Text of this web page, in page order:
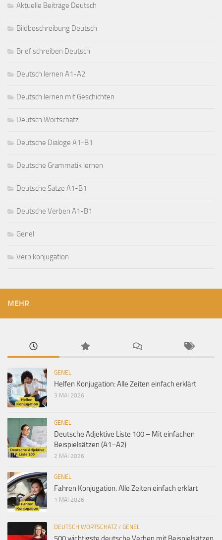
Aktuelle Beiträge Deutsch
Bildbeschreibung Deutsch
Brief schreiben Deutsch
Deutsch lernen A1-A2
Deutsch lernen mit Geschichten
Deutsch Wortschatz
Deutsche Dialoge A1-B1
Deutsche Grammatik lernen
Deutsche Sätze A1-B1
Deutsche Verben A1-B1
Genel
Verb konjugation
MEHR
GENEL
Helfen Konjugation: Alle Zeiten einfach erklärt
3 MAI 2026
GENEL
Deutsche Adjektive Liste 100 – Mit einfachen
Beispielsätzen (A1–A2)
2 MAI 2026
GENEL
Fahren Konjugation: Alle Zeiten einfach erklärt
1 MAI 2026
DEUTSCH WORTSCHATZ / GENEL